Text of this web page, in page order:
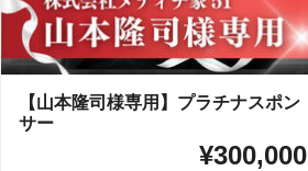
【山本隆司様専用】プラチナスポン
サー
¥300,000